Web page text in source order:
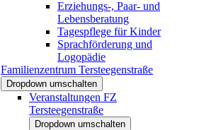
Erziehungs-, Paar- und
Lebensberatung
Tagespflege für Kinder
Sprachförderung und
Logopädie
Familienzentrum Tersteegenstraße
Dropdown umschalten
Veranstaltungen FZ
Tersteegenstraße
Dropdown umschalten